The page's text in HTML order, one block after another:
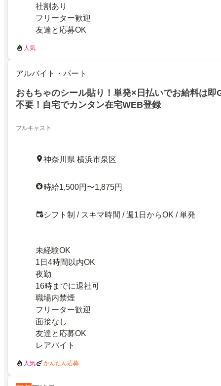
社割あり
フリーター歓迎
友達と応募OK
人気
アルバイト・パート
おもちゃのシール貼り！単発×日払いでお給料は即
不要！自宅でカンタン在宅WEB登録
フルキャス卜
神奈川県 横浜市泉区
時給1,500円〜1,875円
シフト制 / スキマ時間 / 週1日からOK / 単発
未経験OK
1日4時間以内OK
夜勤
16時までに退社可
職場内禁煙
フリーター歓迎
面接なし
友達と応募OK
レアバイト
人気 かんたん応募